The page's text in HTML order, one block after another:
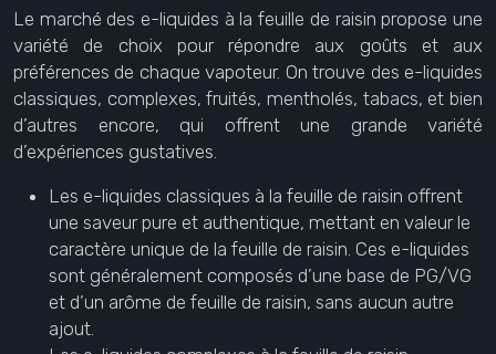
Le marché des e-liquides à la feuille de raisin propose une
variété de choix pour répondre aux goûts et aux
préférences de chaque vapoteur. On trouve des e-liquides
classiques, complexes, fruités, mentholés, tabacs, et bien
d’autres encore, qui offrent une grande variété
d’expériences gustatives.
Les e-liquides classiques à la feuille de raisin offrent
une saveur pure et authentique, mettant en valeur le
caractère unique de la feuille de raisin. Ces e-liquides
sont généralement composés d’une base de PG/VG
et d’un arôme de feuille de raisin, sans aucun autre
ajout.